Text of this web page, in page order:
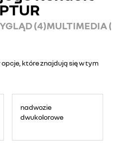
(4)MULTIMEDIA
które znajdują się w tym
nadwozie
dwukolorowe